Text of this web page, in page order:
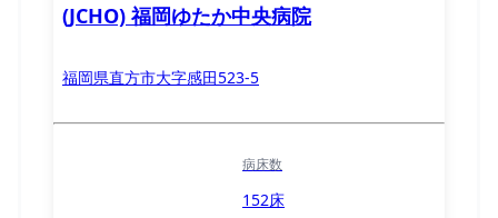
(JCHO) 福岡ゆたか中央病院
福岡県直方市大字感田523-5
病床数
152床